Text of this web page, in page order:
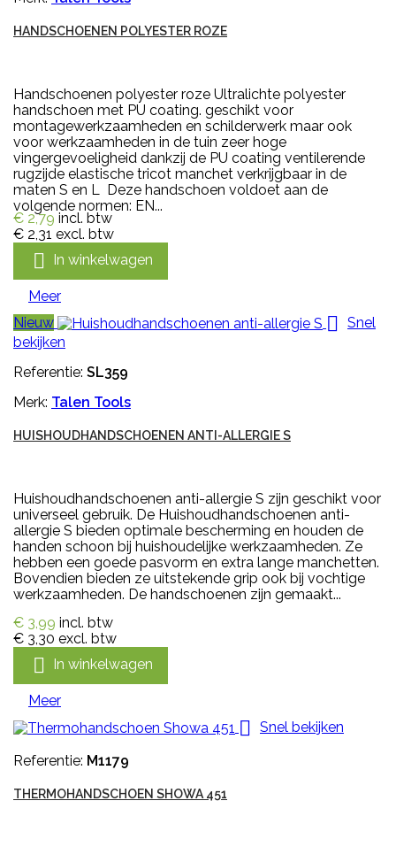
HANDSCHOENEN POLYESTER ROZE
Handschoenen polyester roze Ultralichte polyester
handschoen met PU coating. geschikt voor
montagewerkzaamheden en schilderwerk maar ook
voor werkzaamheden in de tuin zeer hoge
vingergevoeligheid dankzij de PU coating ventilerende
rugzijde elastische tricot manchet verkrijgbaar in de
maten S en L Deze handschoen voldoet aan de
volgende normen: EN...
€ 2,79 incl. btw
€ 2,31 excl. btw
 In winkelwagen
Meer
Nieuw
 Snel
bekijken
Referentie: SL359
Merk: Talen Tools
HUISHOUDHANDSCHOENEN ANTI-ALLERGIE S
Huishoudhandschoenen anti-allergie S zijn geschikt voor
universeel gebruik. De Huishoudhandschoenen anti-
allergie S bieden optimale bescherming en houden de
handen schoon bij huishoudelijke werkzaamheden. Ze
hebben een goede pasvorm en extra lange manchetten.
Bovendien bieden ze uitstekende grip ook bij vochtige
werkzaamheden. De handschoenen zijn gemaakt...
€ 3,99 incl. btw
€ 3,30 excl. btw
 In winkelwagen
Meer
 Snel bekijken
Referentie: M1179
THERMOHANDSCHOEN SHOWA 451